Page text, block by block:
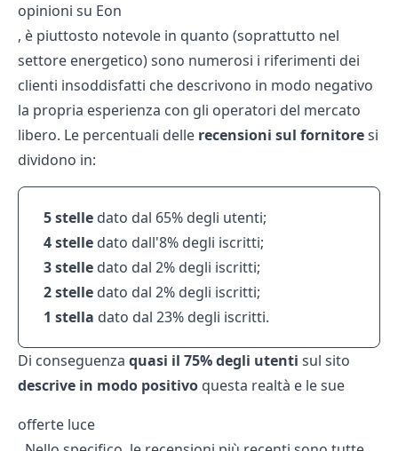
opinioni su Eon
, è piuttosto notevole in quanto (soprattutto nel
settore energetico) sono numerosi i riferimenti dei
clienti insoddisfatti che descrivono in modo negativo
la propria esperienza con gli operatori del mercato
libero. Le percentuali delle recensioni sul fornitoresi
dividono in:
5 stelle dato dal 65% degli utenti;
4 stelle dato dall'8% degli iscritti;
3 stelle dato dal 2% degli iscritti;
2stelle dato dal 2% degli iscritti;
1 stella dato dal 23% degli iscritti.
Di conseguenza quasi il 75% degli utenti sul sito
descrive in modo positivo questa realtà e le sue
offerte luce